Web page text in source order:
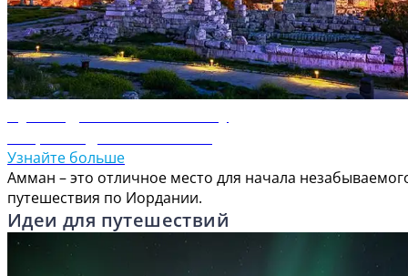
Узнайте больше
Амман – это отличное место для начала
путешествия по Иордании.
Идеи для путешествий